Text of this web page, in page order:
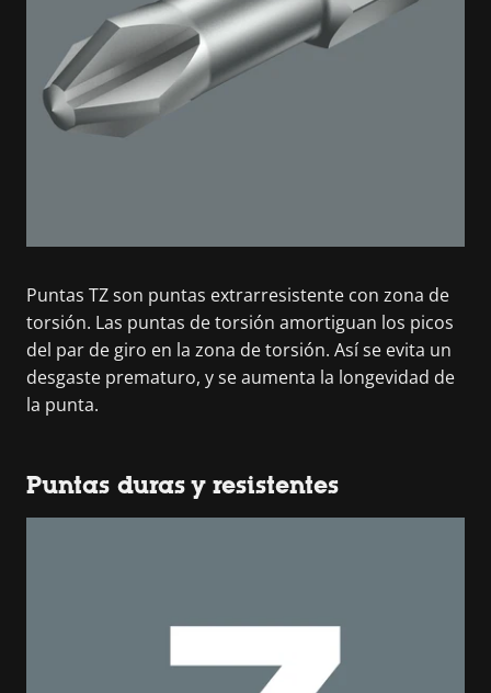
Puntas TZ son puntas extrarresistente con zona de
torsión. Las puntas de torsión amortiguan los picos
del par de giro en la zona de torsión. Así se evita un
desgaste prematuro, y se aumenta la longevidad de
la punta.
Puntas duras y resistentes